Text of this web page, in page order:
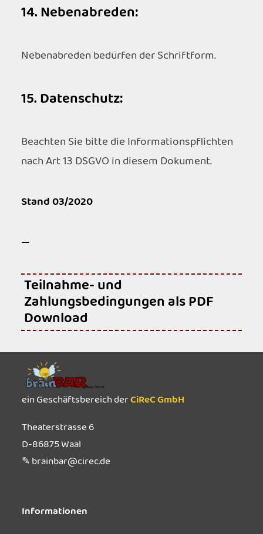
14. Nebenabreden:
Nebenabreden bedürfen der Schriftform.
15. Datenschutz:
Beachten Sie bitte die Informationspflichten
nach Art 13 DSGVO in diesem Dokument.
Stand03/2020
—
Teilnahme- und
Zahlungsbedingungen als PDF
Download
ein Geschäftsbereich derCiReC GmbH
Theaterstrasse 6
D-86875 Waal
✎ brainbar@cirec.de
Informationen